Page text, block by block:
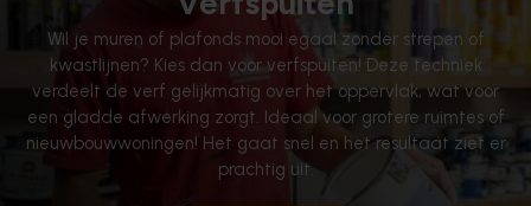
Wil je muren of plafonds mooi egaal zonder strepen of
kwastlijnen? Kies dan voor verfspuiten! Deze techniek
verdeelt de verf gelijkmatig over het oppervlak, wat voor
een gladde afwerking zorgt. Ideaal voor grotere ruimtes of
nieuwbouwwoningen! Het gaat snel en het resultaat ziet er
prachtig uit.